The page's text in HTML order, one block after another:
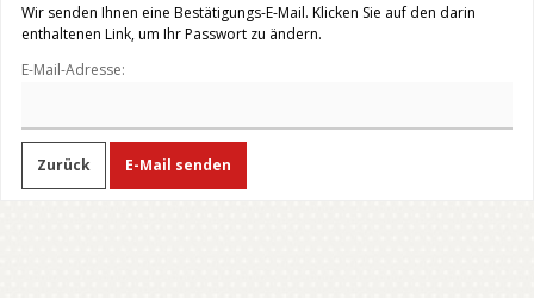
Wir senden Ihnen eine Bestätigungs-E-Mail. Klicken Sie auf den darin
enthaltenen Link, um Ihr Passwort zu ändern.
E-Mail-Adresse:
Zurück E-Mail senden